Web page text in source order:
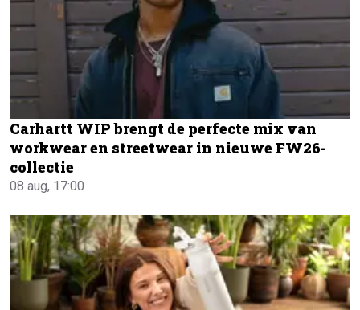
Carhartt WIP brengt de perfecte mix van
workwear en streetwear in nieuwe FW26-
collectie
08 aug, 17:00